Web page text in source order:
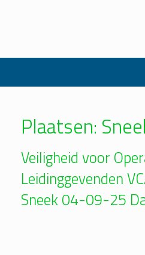
Plaatsen:
Veiligheid voor
Leidinggevenden
Sneek 04-09-25